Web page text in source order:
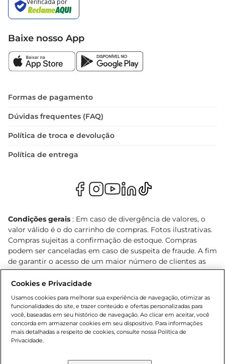
Baixe nosso App
Formas de pagamento
Dúvidas frequentes (FAQ)
Política de troca e devolução
Política de entrega
Condições gerais : Em caso de divergência de valores, o
valor válido é o do carrinho de compras. Fotos ilustrativas.
Compras sujeitas a confirmação de estoque. Compras
podem ser canceladas em caso de suspeita de fraude. A fim
de garantir o acesso de um maior número de clientes as
nossas promoções, a compra de produtos com preços
promocionais poderá ter sua quantidade limitada por
cliente. Os preços, ofertas e condições são exclusivos para
o e-commerce e válidos durante o dia de hoje, podendo
sofrer alterações sem prévia notificação. Proibida a venda
de bebidas alcoólicas para menores de 18 anos, conforme
Lei n.º 8069/90, art. 81, inciso II (Estatuto da Criança e do
Cookies e Privacidade
Usamos cookies para melhorar sua experiência de navegação, otimizar as
funcionalidades do site, e trazer conteúdo e ofertas personalizadas para
você, baseadas em seu histórico de navegação. Ao clicar em aceitar, você
concorda em armazenar cookies em seu dispositivo. Para informações
mais detalhadas a respeito de cookies, consulte nossa Política de
Privacidade.